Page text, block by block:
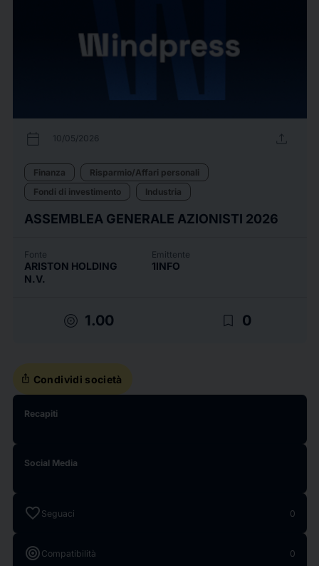
calendar_today 10/05/2026 upload
Finanza
Risparmio/Affari personali
Fondi di investimento
Industria
ASSEMBLEA GENERALE AZIONISTI 2026
Fonte
ARISTON HOLDING
N.V.
Emittente
1INFO
target 1.00 bookmark_border 0
ios_share Condividi società
Recapiti
Social Media
favorite Seguaci 0
target Compatibilità 0